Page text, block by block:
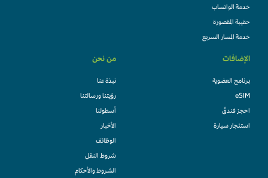
خدمة الواتساب
حقيبة المقصورة
خدمة المسار السريع
الإضافات
برنامج العضوية
eSIM
احجز فندقً
استئجار سيارة
من نحن
نبذة عنا
رؤيتنا ورسالتنا
أسطولنا
الأخبار
الوظائف
شروط النقل
الشروط والأحكام